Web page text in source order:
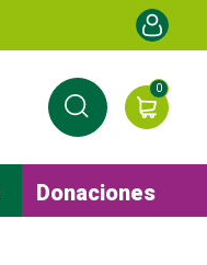
Menú de
0
Donaciones